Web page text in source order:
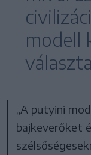
modell
„A putyini
bajkeverőket